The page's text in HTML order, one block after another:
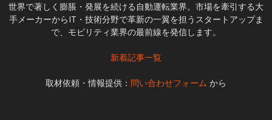
世界で著しく膨脹・発展を続ける自動運転業界。市場を牽引する大
手メーカーからIT・技術分野で革新の一翼を担うスタートアップま
で、モビリティ業界の最前線を発信します。
新着記事一覧
取材依頼・情報提供： 問い合わせフォーム から